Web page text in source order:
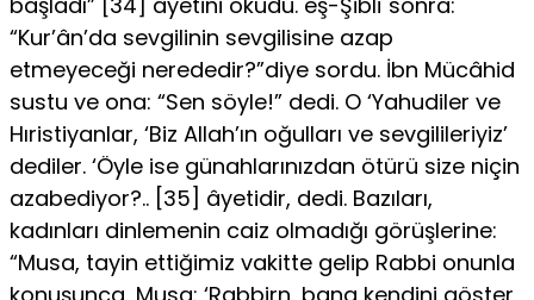
“Kur’ân’da sevgilinin sevgilisine azap
etmeyeceği nerededir?”diye sordu. İbn Mücâhid
sustu ve ona: “Sen söyle!” dedi. O ‘Yahu­diler ve
Hıristiyanlar, ‘Biz Allah’ın oğulları ve sevgilileriyiz’
dediler. ‘Öyle ise günahlarınızdan ötürü size niçin
azabediyor?.. [35] âyeti­dir, dedi. Bazıları,
kadınları dinlemenin caiz olmadığı görüşlerine:
“Musa, tayin ettiğimiz vakitte gelip Rabbi onunla